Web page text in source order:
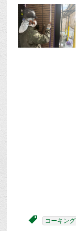
コーキング